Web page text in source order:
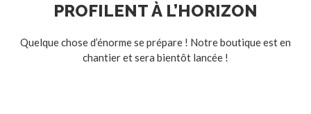
PROFILENT À L’HORIZON
Quelque chose d’énorme se prépare ! Notre boutique est en
chantier et sera bientôt lancée !